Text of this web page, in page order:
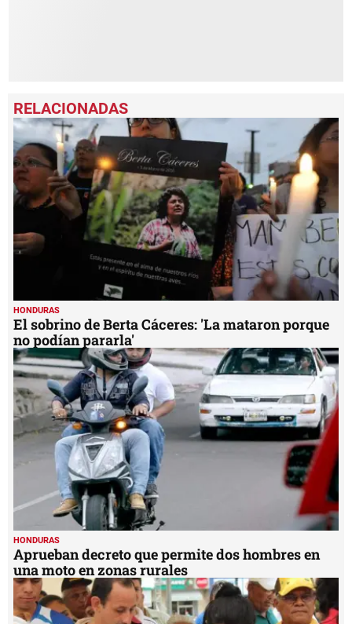
HONDURAS
El sobrino de Berta Cáceres: 'La mataron porque
no podían pararla'
HONDURAS
Aprueban decreto que permite dos hombres en
una moto en zonas rurales